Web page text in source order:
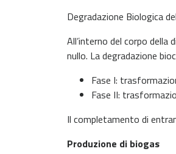
Degradazione Biologica
All’interno del corpo
nullo. La degradazione
Fase I:
Fase II:
Il completamento di
Produzione di biogas